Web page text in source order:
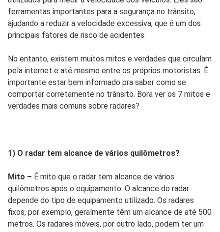
ferramentas importantes para a segurança no trânsito,
ajudando a reduzir a velocidade excessiva, que é um dos
principais fatores de risco de acidentes.
No entanto, existem muitos mitos e verdades que circulam
pela internet e até mesmo entre os próprios motoristas. É
importante estar bem informado pra saber como se
comportar corretamente no trânsito. Bora ver os 7 mitos e
verdades mais comuns sobre radares?
1) O radar tem alcance de vários quilômetros?
Mito – É mito que o radar tem alcance de vários
quilômetros após o equipamento. O alcance do radar
depende do tipo de equipamento utilizado. Os radares
fixos, por exemplo, geralmente têm um alcance de até 500
metros. Os radares móveis, por outro lado, podem ter um